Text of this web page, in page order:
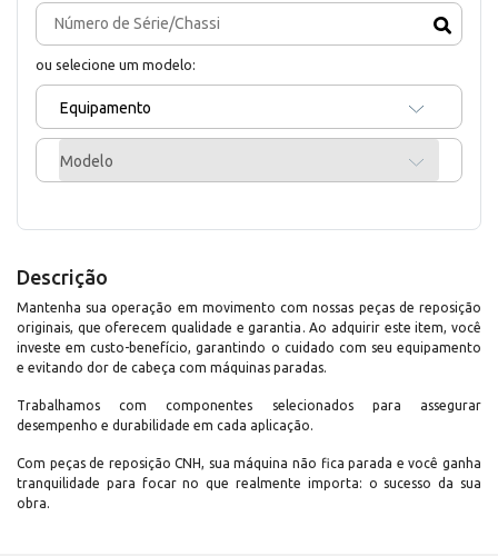
ou selecione um modelo:
Equipamento
Modelo
Descrição
Mantenha sua operação em movimento com nossas peças de reposição
originais, que oferecem qualidade e garantia. Ao adquirir este item, você
investe em custo-benefício, garantindo o cuidado com seu equipamento
e evitando dor de cabeça com máquinas paradas.
Trabalhamos com componentes selecionados para assegurar
desempenho e durabilidade em cada aplicação.
Com peças de reposição CNH, sua máquina não fica parada e você ganha
tranquilidade para focar no que realmente importa: o sucesso da sua
obra.